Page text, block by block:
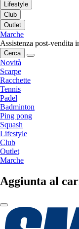
Lifestyle
Club
Outlet
Marche
Assistenza post-vendita
Cerca
Novità
Scarpe
Racchette
Tennis
Padel
Badminton
Ping pong
Squash
Lifestyle
Club
Outlet
Marche
Aggiunta al